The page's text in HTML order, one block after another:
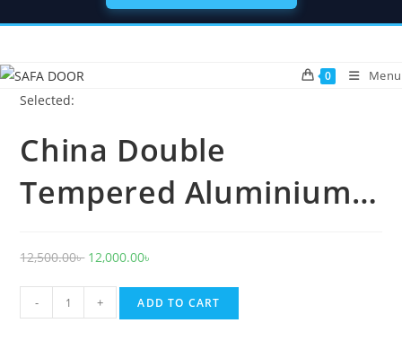
content
0 Menu
Selected:
China Double
Tempered Aluminium…
12,500.00৳ Original
was:
12,500.00৳ .
12,000.00৳
is:
12,000.00৳ .
Double
- + ADD TO CART